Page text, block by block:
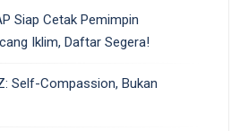
Siap Cetak Pemimpin
Iklim, Daftar Segera!
Self-Compassion, Bukan